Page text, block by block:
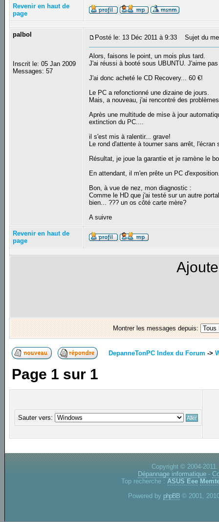
Revenir en haut de
page
palbol
Inscrit le: 05 Jan 2009
Messages: 57
Posté le: 13 Déc 2011 à 9:33 Sujet du
Alors, faisons le point, un mois plus tard.
J'ai réussi à booté sous UBUNTU. J'aime
J'ai donc acheté le CD Recovery... 60 €!
Le PC a refonctionné une dizaine de jours.
Mais, a nouveau, j'ai rencontré des
Après une multitude de mise à jour
extinction du PC....
il s'est mis à ralentir... grave!
Le rond d'attente à tourner sans arrêt, l'écran
Résultat, je joue la garantie et je ramène le
En attendant, il m'en prête un PC
Bon, à vue de nez, mon diagnostic :
Comme le HD que j'ai testé sur un autre
bien... ??? un os côté carte mère?
A suivre
Revenir en haut de
page
Montrer les messages depuis:
DepanneTonPC Index du Forum ->
Page 1 sur 1
Sauter vers:
Copyright © 2004-
Dépannage informatique -
Top recherche : ASUS Eee
Powered by phpBB © 2001,